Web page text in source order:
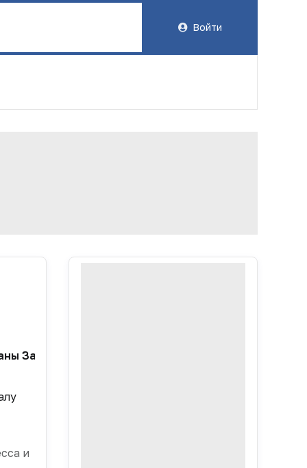
Войти
Завидовой делится с читателями «ФВ» своим
и